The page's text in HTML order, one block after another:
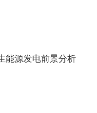
能源发电前景分析